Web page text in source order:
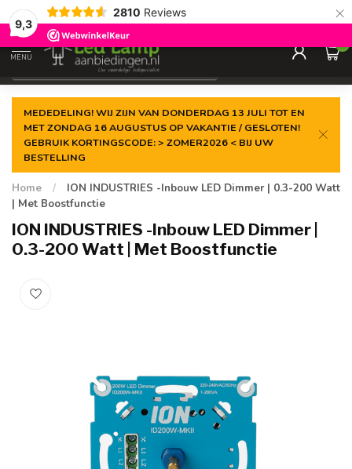
9,3
2810 Reviews ×
Gegarandeerde delaagste prijs
MENU
0
MEDEDELING! WIJ ZIJN VAN DONDERDAG 13 JULI TOT EN
MET ZONDAG 16 AUGUSTUS OP VAKANTIE / GESLOTEN!
GEBRUIK KORTINGSCODE: > ZOMER2026 < BIJ UW
BESTELLING
Home /
ION INDUSTRIES -Inbouw LED Dimmer | 0.3-200 Watt
| Met Boostfunctie
ION INDUSTRIES -Inbouw LED Dimmer |
0.3-200 Watt | Met Boostfunctie